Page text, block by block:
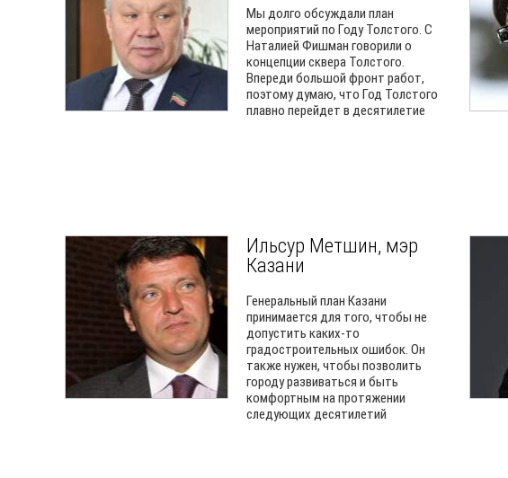
Мы долго обсуждали план
мероприятий по Году Толстого. С
Наталией Фишман говорили о
концепции сквера Толстого.
Впереди большой фронт работ,
поэтому думаю, что Год Толстого
плавно перейдет в десятилетие
Ильсур Метшин, мэр
Казани
Генеральный план Казани
принимается для того, чтобы не
допустить каких-то
градостроительных ошибок. Он
также нужен, чтобы позволить
городу развиваться и быть
комфортным на протяжении
следующих десятилетий